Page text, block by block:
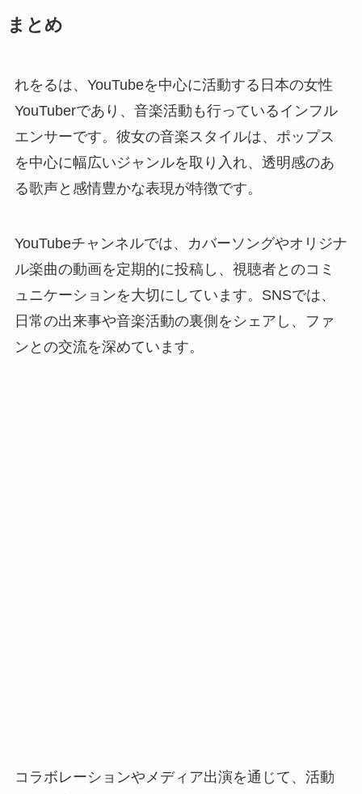
まとめ
れをるは、YouTubeを中心に活動する日本の女性
YouTuberであり、音楽活動も行っているインフル
エンサーです。彼女の音楽スタイルは、ポップス
を中心に幅広いジャンルを取り入れ、透明感のあ
る歌声と感情豊かな表現が特徴です。
YouTubeチャンネルでは、カバーソングやオリジナ
ル楽曲の動画を定期的に投稿し、視聴者とのコミ
ュニケーションを大切にしています。SNSでは、
日常の出来事や音楽活動の裏側をシェアし、ファ
ンとの交流を深めています。
コラボレーションやメディア出演を通じて、活動